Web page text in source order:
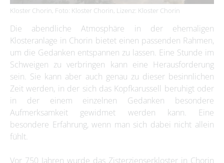
Kloster Chorin, Foto: Kloster Chorin, Lizenz: Kloster Chorin
Die abendliche Atmosphäre in der ehemaligen
Klosteranlage in Chorin bietet einen passenden Rahmen,
um die Gedanken entspannen zu lassen. Eine Stunde im
Schweigen zu verbringen kann eine Herausforderung
sein. Sie kann aber auch genau zu dieser besinnlichen
Zeit werden, in der sich das Kopfkarussell beruhigt oder
in der einem einzelnen Gedanken besondere
Aufmerksamkeit gewidmet werden kann. Eine
besondere Erfahrung, wenn man sich dabei nicht allein
fühlt.
Vor 750 Jahren wurde das Zisterzienserkloster in Chorin